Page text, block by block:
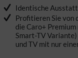
Identische
Profitieren Sie von
die Caro+
Smart-TV
und TV mit nur